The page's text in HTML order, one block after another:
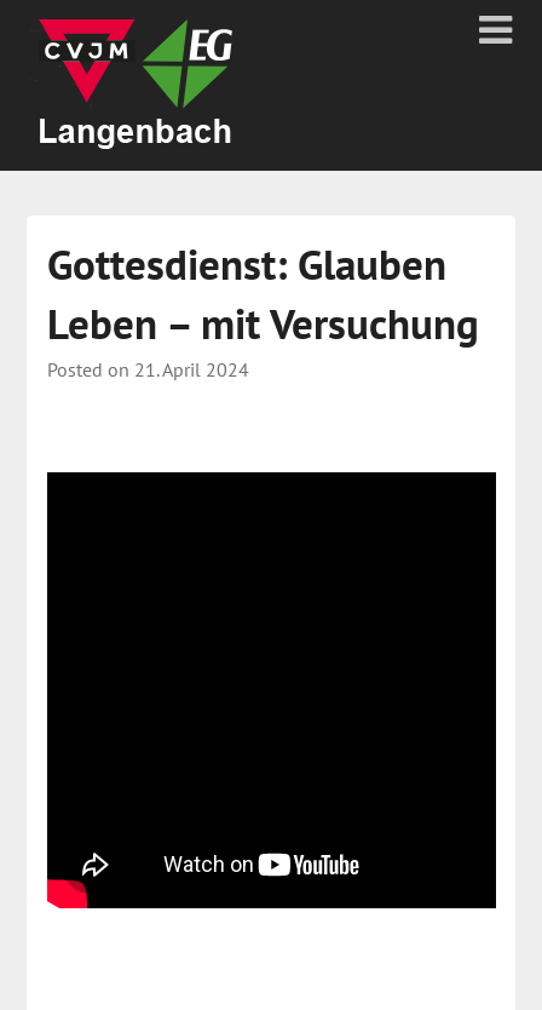
Gottesdienst: Glauben
Leben – mit Versuchung
Posted on 21. April 2024